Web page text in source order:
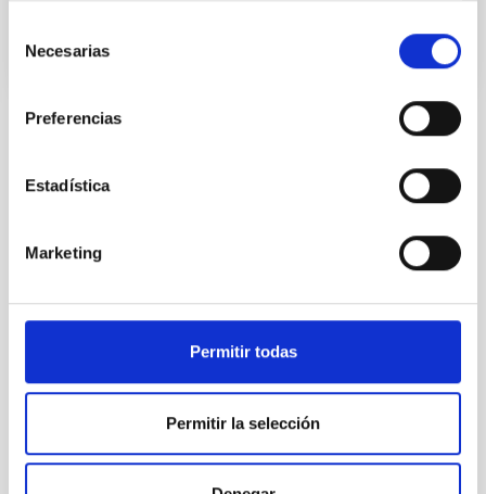
Necesarias
Preferencias
Estadística
Marketing
Permitir todas
Permitir la selección
At the IAC we're always
looking for people with
talent.